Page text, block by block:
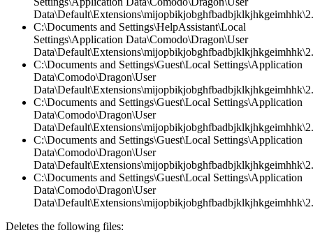
C:\Documents and Settings\HelpAssistant\Local
Settings\Application Data\Comodo\Dragon\User
C:\Documents and Settings\Guest\Local Settings\Application
Data\Comodo\Dragon\User
C:\Documents and Settings\Guest\Local Settings\Application
Data\Comodo\Dragon\User
C:\Documents and Settings\Guest\Local Settings\Application
Data\Comodo\Dragon\User
C:\Documents and Settings\Guest\Local Settings\Application
Data\Comodo\Dragon\User
Deletes the following files: